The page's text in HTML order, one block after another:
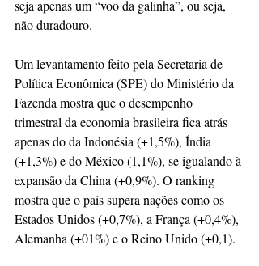
seja apenas um “voo da galinha”, ou seja,
não duradouro.
Um levantamento feito pela Secretaria de
Política Econômica (SPE) do Ministério da
Fazenda mostra que o desempenho
trimestral da economia brasileira fica atrás
apenas do da Indonésia (+1,5%), Índia
(+1,3%) e do México (1,1%), se igualando à
expansão da China (+0,9%). O ranking
mostra que o país supera nações como os
Estados Unidos (+0,7%), a França (+0,4%),
Alemanha (+01%) e o Reino Unido (+0,1).